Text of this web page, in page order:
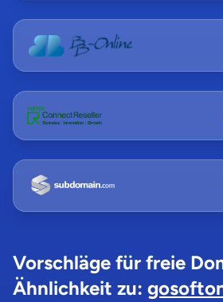
Vorschläge für freie
Ähnlichkeit zu: